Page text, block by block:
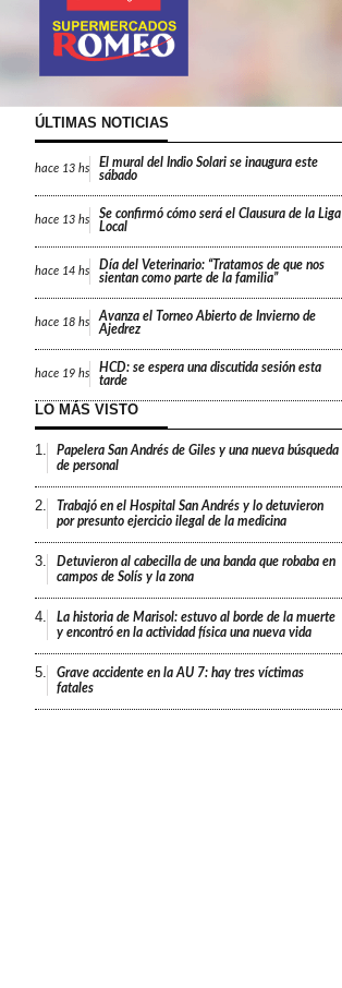
ÚLTIMAS NOTICIAS
hace 13 hs
El mural del Indio Solari se inaugura este
sábado
hace 13 hs
Se confirmó cómo será el Clausura de la Liga
Local
hace 14 hs
Día del Veterinario: “Tratamos de que nos
sientan como parte de la familia”
hace 18 hs
Avanza el Torneo Abierto de Invierno de
Ajedrez
hace 19 hs
HCD: se espera una discutida sesión esta
tarde
LO MÁS VISTO
1.
Papelera San Andrés de Giles y una nueva búsqueda
de personal
2.
Trabajó en el Hospital San Andrés y lo detuvieron
por presunto ejercicio ilegal de la medicina
3.
Detuvieron al cabecilla de una banda que robaba en
campos de Solís y la zona
4.
La historia de Marisol: estuvo al borde de la muerte
y encontró en la actividad física una nueva vida
5.
Grave accidente en la AU 7: hay tres víctimas
fatales